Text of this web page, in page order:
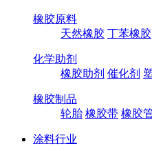
橡胶原料
天然橡胶 丁苯橡胶
化学助剂
橡胶助剂 催化剂
橡胶制品
轮胎 橡胶带 橡胶
涂料行业